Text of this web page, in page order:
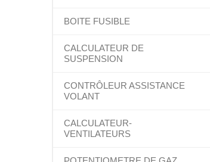
BOITE FUSIBLE
CALCULATEUR DE
SUSPENSION
CONTRÔLEUR ASSISTANCE
VOLANT
CALCULATEUR-
VENTILATEURS